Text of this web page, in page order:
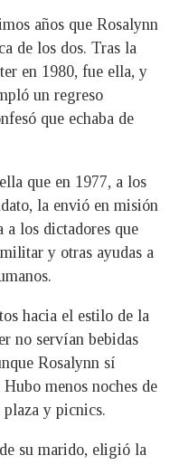
años que Rosalynn
de los dos. Tras la
en 1980, fue ella, y
un regreso
que echaba de
que en 1977, a los
la envió en misión
a los dictadores que
y otras ayudas a
hacia el estilo de la
no servían bebidas
Rosalynn sí
menos noches de
y picnics.
su marido, eligió la